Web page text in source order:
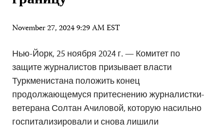
November 27, 2024 9:29 AM EST
Нью-Йорк, 25 ноября 2024 г. — Комитет по
защите журналистов призывает власти
Туркменистана положить конец
продолжающемуся притеснению журналистки-
ветерана Солтан Ачиловой, которую насильно
госпитализировали и снова лишили